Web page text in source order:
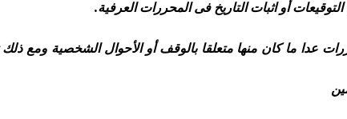
عدا ما كان منها متعلقا بالوقف أو الأحوال الشخصية ومع ذلك